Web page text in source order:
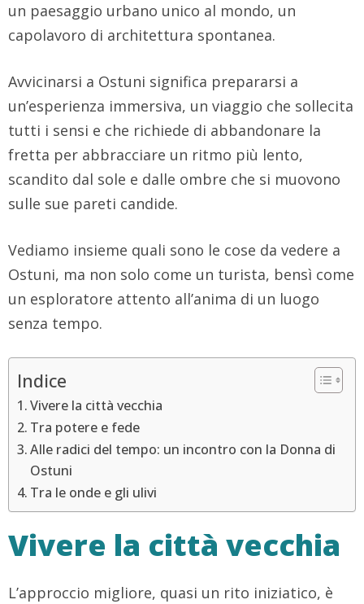
un paesaggio urbano unico al mondo, un
capolavoro di architettura spontanea.
Avvicinarsi a Ostuni significa prepararsi a
un’esperienza immersiva, un viaggio che sollecita
tutti i sensi e che richiede di abbandonare la
fretta per abbracciare un ritmo più lento,
scandito dal sole e dalle ombre che si muovono
sulle sue pareti candide.
Vediamo insieme quali sono le cose da vedere a
Ostuni, ma non solo come un turista, bensì come
un esploratore attento all’anima di un luogo
senza tempo.
Indice
Vivere la città vecchia
Tra potere e fede
Alle radici del tempo: un incontro con la Donna di
Ostuni
Tra le onde e gli ulivi
Vivere la città vecchia
L’approccio migliore, quasi un rito iniziatico, è